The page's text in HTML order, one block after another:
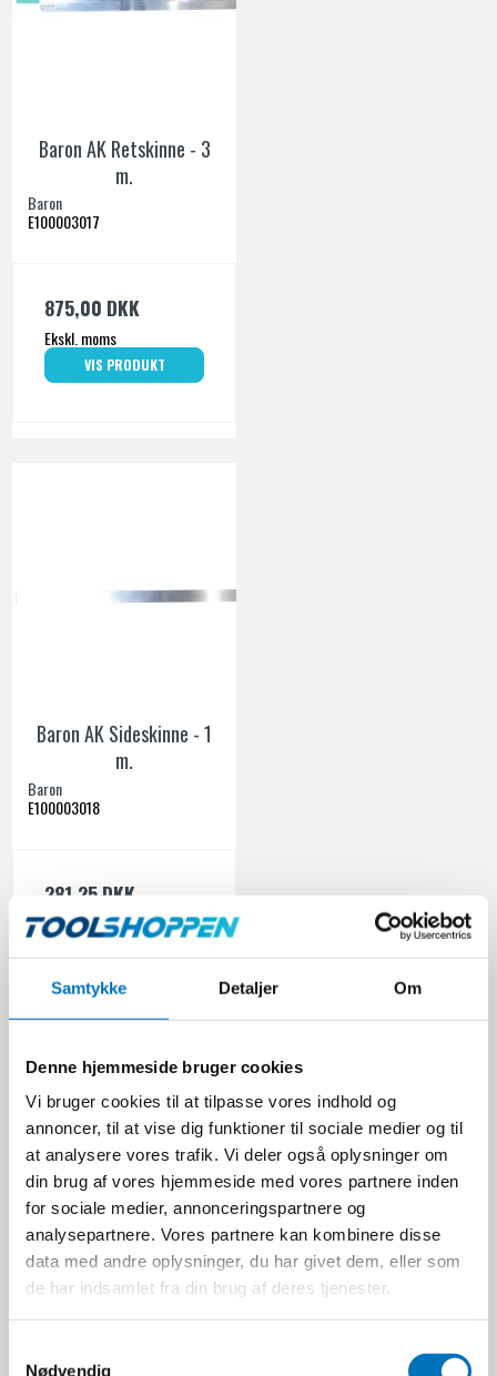
Samtykke Detaljer Om
Denne hjemmeside bruger cookies
Vi bruger cookies til at tilpasse vores indhold og
annoncer, til at vise dig funktioner til sociale medier og til
at analysere vores trafik. Vi deler også oplysninger om
din brug af vores hjemmeside med vores partnere inden
for sociale medier, annonceringspartnere og
analysepartnere. Vores partnere kan kombinere disse
data med andre oplysninger, du har givet dem, eller som
de har indsamlet fra din brug af deres tjenester.
Nødvendig
Baron AK Retskinne - 3
m.
Baron
E100003017
875,00 DKK
Ekskl. moms
VIS PRODUKT
Baron AK Sideskinne - 1
m.
Baron
E100003018
281,25 DKK
Ekskl. moms
Baron AK Sideskinne - 2